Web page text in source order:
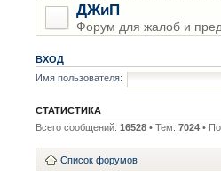
ДЖиП
Форум для жалоб и
ВХОД
Имя пользователя:
СТАТИСТИКА
Всего сообщений: 16528 • Тем: 7024 •
Список форумов